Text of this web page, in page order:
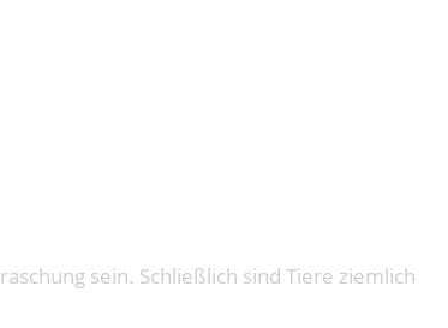
sein. Schließlich sind Tiere ziemlich